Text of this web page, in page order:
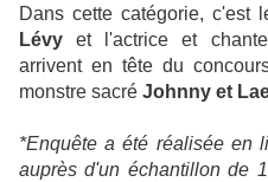
Dans cette catégorie, c'est
Lévy et l'actrice et
arrivent en tête du
monstre sacré Johnny et
*Enquête a été réalisée en
auprès d'un échantillon de